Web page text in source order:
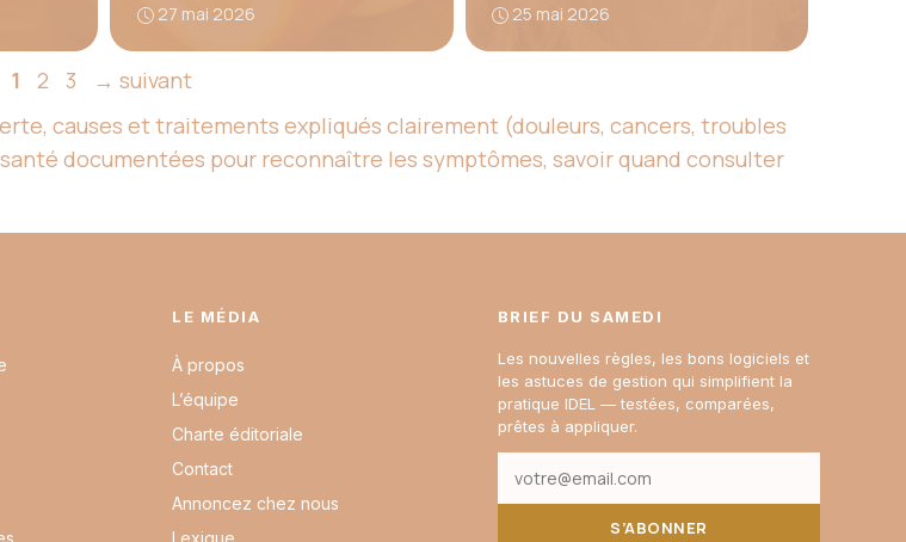
27 mai 2026 25 mai 2026
Page
1 Page
2 Page
3 → suivant
causes et traitements expliqués clairement (douleurs, cancers, troubles
documentées pour reconnaître les symptômes, savoir quand consulter
LE MÉDIA
À propos
L’équipe
Charte éditoriale
Contact
Annoncez chez nous
Lexique
BRIEF DU SAMEDI
Les nouvelles règles, les bons logiciels et
les astuces de gestion qui simplifient la
pratique IDEL — testées, comparées,
prêtes à appliquer.
S’ABONNER